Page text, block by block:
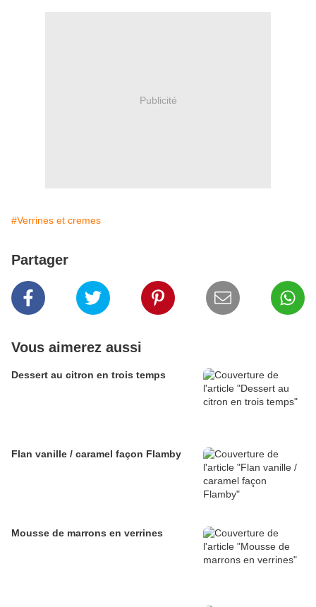
Publicité
#Verrines et cremes
Partager
Vous aimerez aussi
Dessert au citron en trois temps
Flan vanille / caramel façon Flamby
Mousse de marrons en verrines